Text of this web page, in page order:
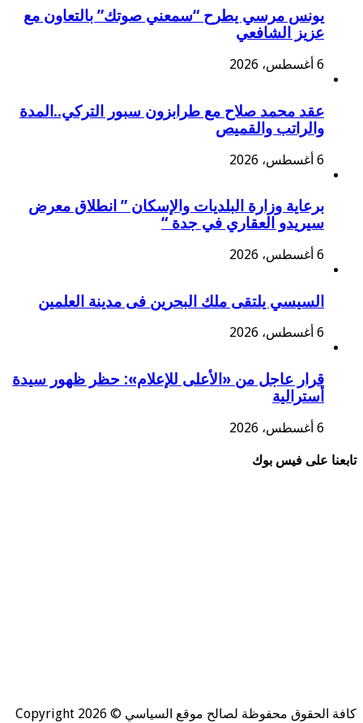
يونس مرسي يطرح “سمعني صوتك” بالتعاون مع
عزيز الشافعي
عقد محمد صلاح مع طرابزون سبور التركي..المدة
والراتب والقميص
برعاية وزارة البلديات والإسكان ” انطلاق معرض
سيريدو العقاري في جدة “
السيسي يلتقى ملك البحرين فى مدينة العلمين
قرار عاجل من «الأعلى للإعلام»: حظر ظهور سيدة
أسترالية
على فيس بوك
كافة الحقوق محفوظة لصالح موقع السياسي © Copyright 2026